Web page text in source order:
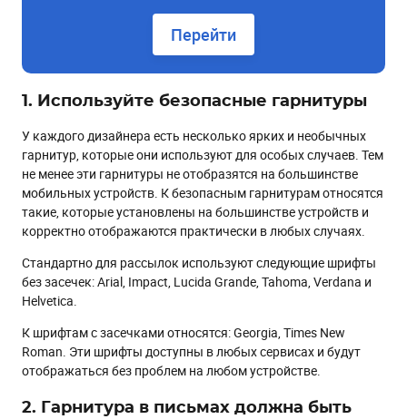
Перейти
1. Используйте безопасные гарнитуры
У каждого дизайнера есть несколько ярких и необычных
гарнитур, которые они используют для особых случаев. Тем
не менее эти гарнитуры не отобразятся на большинстве
мобильных устройств. К безопасным гарнитурам относятся
такие, которые установлены на большинстве устройств и
корректно отображаются практически в любых случаях.
Стандартно для рассылок используют следующие шрифты
без засечек: Arial, Impact, Lucida Grande, Tahoma, Verdana и
Helvetica.
К шрифтам с засечками относятся: Georgia, Times New
Roman. Эти шрифты доступны в любых сервисах и будут
отображаться без проблем на любом устройстве.
2. Гарнитура в письмах должна быть